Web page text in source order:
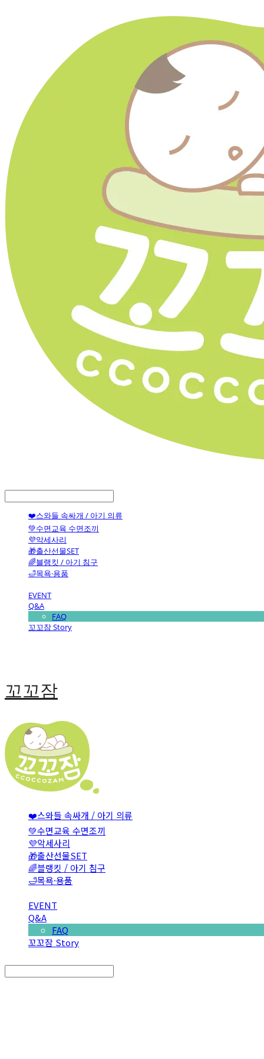
❤️스와들 속싸개 / 아기 의류
💚수면교육 수면조끼
💜악세사리
🎁출산선물SET
🌈블랭킷 / 아기 침구
🛁목욕·용품
EVENT
Q&A
FAQ
꼬꼬잠 Story
꼬꼬잠
❤️스와들 속싸개 / 아기 의류
💚수면교육 수면조끼
💜악세사리
🎁출산선물SET
🌈블랭킷 / 아기 침구
🛁목욕·용품
EVENT
Q&A
FAQ
꼬꼬잠 Story